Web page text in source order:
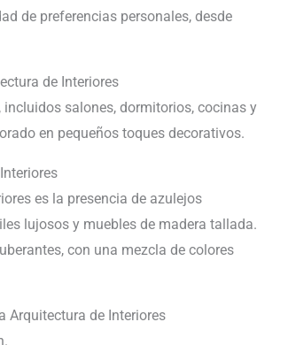
de preferencias personales, desde
de Interiores
salones, dormitorios, cocinas y
en pequeños toques decorativos.
es la presencia de azulejos
lujosos y muebles de madera tallada.
con una mezcla de colores
Arquitectura de Interiores